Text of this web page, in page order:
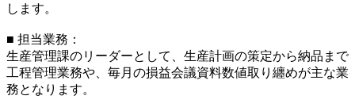
します。
■ 担当業務：
生産管理課のリーダーとして、生産計画の策定から納品まで
工程管理業務や、毎月の損益会議資料数値取り纏めが主な業
務となります。